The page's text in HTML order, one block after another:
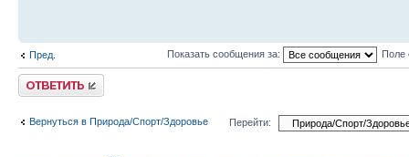
Пред. Показать сообщения за: Поле
Ответить
Вернуться в Природа/Спорт/Здоровье Перейти: